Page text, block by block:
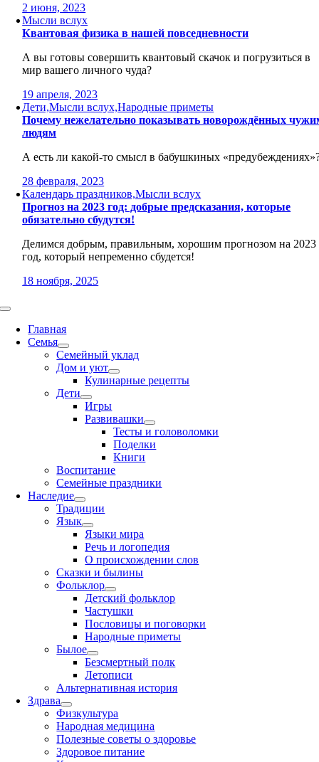
2 июня, 2023
Мысли вслух
Квантовая физика в нашей повседневности
А вы готовы совершить квантовый скачок и погрузиться в
мир вашего личного чуда?
19 апреля, 2023
Дети,Мысли вслух,Народные приметы
Почему нежелательно показывать новорождённых
людям
А есть ли какой-то смысл в бабушкиных
28 февраля, 2023
Календарь праздников,Мысли вслух
Прогноз на 2023 год: добрые предсказания, которые
обязательно сбудутся!
Делимся добрым, правильным, хорошим прогнозом на 2023
год, который непременно сбудется!
18 ноября, 2025
Toggle
NavigationГлавная
Семья
Семейный уклад
Дом и уют
Кулинарные рецепты
Дети
Игры
Развивашки
Тесты и головоломки
Поделки
Книги
Воспитание
Семейные праздники
Наследие
Традиции
Язык
Языки мира
Речь и логопедия
О происхождении слов
Сказки и былины
Фольклор
Детский фольклор
Частушки
Пословицы и поговорки
Народные приметы
Былое
Безсмертный полк
Летописи
Альтернативная история
Здрава
Физкультура
Народная медицина
Полезные советы о здоровье
Здоровое питание